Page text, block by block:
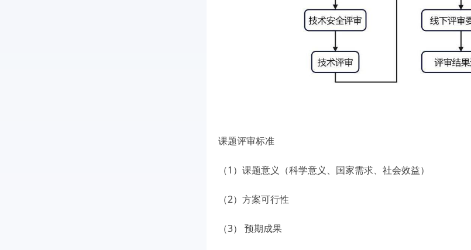
课题评审标准
（1）课题意义（科学意义、国家需求、社会效益）
（2）方案可行性
（3） 预期成果